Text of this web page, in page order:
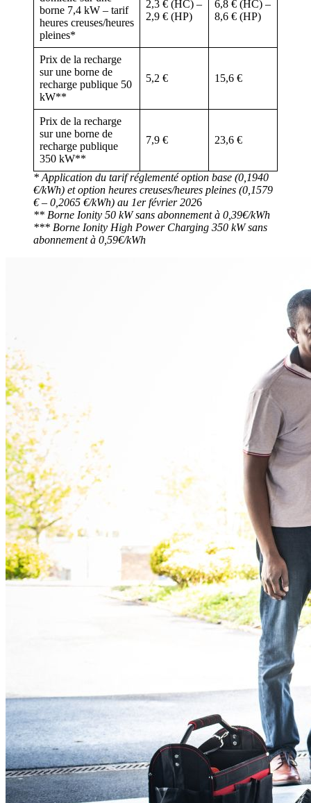
borne 7,4 kW – tarif
heures creuses/heures
pleines*
2,3 € (HC) –
2,9 € (HP)
6,8 € (HC) –
8,6 € (HP)
Prix de la recharge
sur une borne de
recharge publique 50
kW**
5,2 € 15,6 €
Prix de la recharge
sur une borne de
recharge publique
350 kW**
7,9 € 23,6 €
* Application du tarif réglementé option base (0,1940
€/kWh) et option heures creuses/heures pleines (0,1579
€ – 0,2065 €/kWh) au 1er février 2026
** Borne Ionity 50 kW sans abonnement à 0,39€/kWh
*** Borne Ionity High Power Charging 350 kW sans
abonnement à 0,59€/kWh